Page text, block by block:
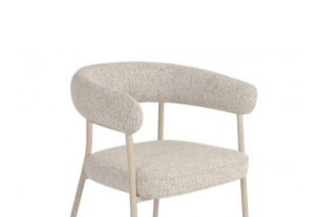
KRZESŁO DUTCH SZARE
628,94 zł
KRZESŁO DUTCH
MUSZTARDOWE WELUR
541,55 zł 608,48 zł